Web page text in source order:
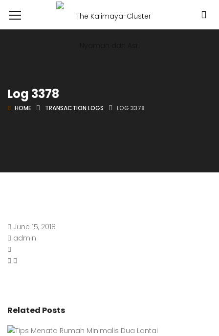
Log 3378
HOME TRANSACTION LOGS LOG 3378
June 15, 2018
admin
Related Posts